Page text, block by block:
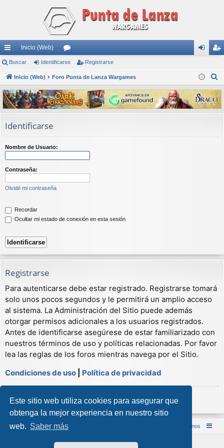
Este sitio web utiliza cookies para asegurar que
obtenga la mejor experiencia en nuestro sitio
web. Saber más
nl
ac
es
rá
pi
s
Inicio (Web)
or
os nti
fic
ar
ist
ra
rs
Buscar Identificarse Registrarse
Inicio (Web) Foro Punta de Lanza Wargames
s
c
Identificarse
Nombre de Usuario:
Contraseña:
Olvidé mi contraseña
Recordar
Ocultar mi estado de conexión en esta sesión
Registrarse
Para autenticarse debe estar registrado. Registrarse tomará
solo unos pocos segundos y le permitirá un amplio acceso
al sistema. La Administración del Sitio puede además
otorgar permisos adicionales a los usuarios registrados.
Antes de identificarse asegúrese de estar familiarizado con
nuestros términos de uso y políticas relacionadas. Por favor
lea las reglas de los foros mientras navega por el Sitio.
Condiciones de uso
Política de privacidad
Registrarse
Inicio (Web) Foro Punta de Lanza Wargames Contáctenos
Desarrollado porphpBB® Forum Software © phpBB Limited